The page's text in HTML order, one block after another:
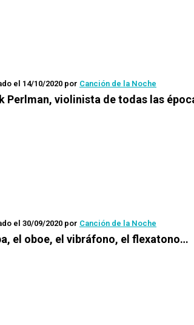
el 14/10/2020 por Canción de la Noche
Perlman, violinista de todas las
el 30/09/2020 por Canción de la Noche
el oboe, el vibráfono, el flexatono…